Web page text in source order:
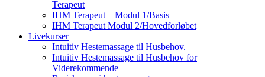
Terapeut
IHM Terapeut – Modul 1/Basis
IHM Terapeut Modul 2/Hovedforløbet
Livekurser
Intuitiv Hestemassage til Husbehov.
Intuitiv Hestemassage til Husbehov for
Viderekommende